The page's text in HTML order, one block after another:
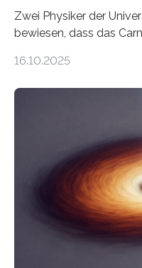
Zwei Physiker der
bewiesen, dass das
Größenordnung von
Quantenmotoren
Wissenschaftsjournal
die Herleitung. (DOI:
Verbrennungsmotoren
Wärmekraftmaschinen:
Energie in
ausgedrückt, Wärme in
quantenmechanischen
16.10.2025